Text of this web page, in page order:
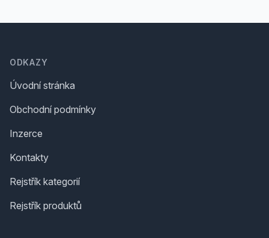
ODKAZY
Úvodní stránka
Obchodní podmínky
Inzerce
Kontakty
Rejstřík kategorií
Rejstřík produktů